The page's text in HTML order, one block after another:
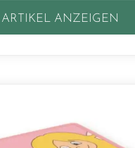
ARTIKEL ANZEIGEN